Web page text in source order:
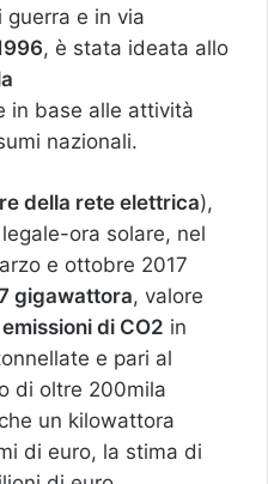
guerra e in via
, è stata ideata allo
in base alle attività
nazionali.
della rete elettrica),
ora solare, nel
e ottobre 2017
gigawattora, valore
di CO2 in
e pari al
di oltre 200mila
un kilowattora
di euro, la stima di